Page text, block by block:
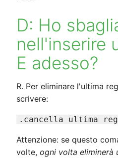
D: Ho
nell'inserire
E adesso?
R. Per eliminare l'ultima
scrivere:
.cancella ultima
Attenzione: se questo
volte, ogni volta eliminerà